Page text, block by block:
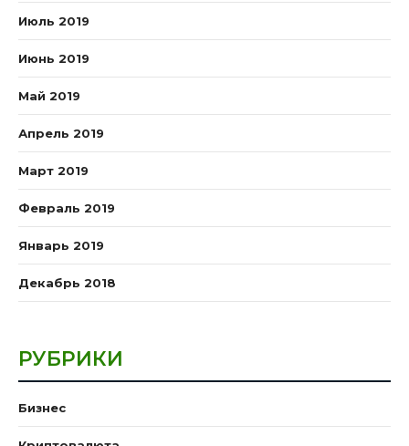
Июль 2019
Июнь 2019
Май 2019
Апрель 2019
Март 2019
Февраль 2019
Январь 2019
Декабрь 2018
РУБРИКИ
Бизнес